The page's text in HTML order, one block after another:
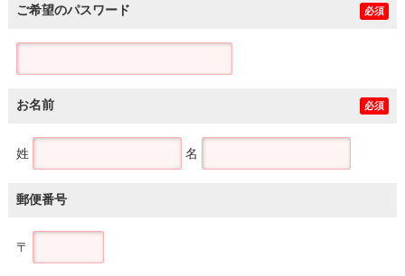
ご希望のパスワード 必須
お名前 必須
姓 名
郵便番号
〒